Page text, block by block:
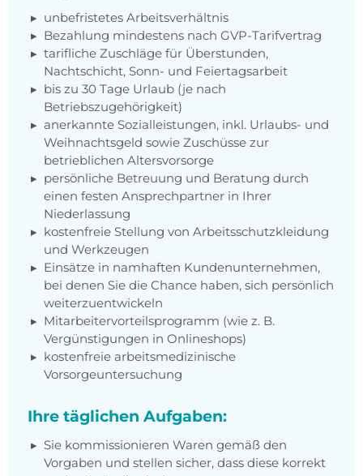
unbefristetes Arbeitsverhältnis
Bezahlung mindestens nach GVP-Tarifvertrag
tarifliche Zuschläge für Überstunden,
Nachtschicht, Sonn- und Feiertagsarbeit
bis zu 30 Tage Urlaub (je nach
Betriebszugehörigkeit)
anerkannte Sozialleistungen, inkl. Urlaubs- und
Weihnachtsgeld sowie Zuschüsse zur
betrieblichen Altersvorsorge
persönliche Betreuung und Beratung durch
einen festen Ansprechpartner in Ihrer
Niederlassung
kostenfreie Stellung von Arbeitsschutzkleidung
und Werkzeugen
Einsätze in namhaften Kundenunternehmen,
bei denen Sie die Chance haben, sich persönlich
weiterzuentwickeln
Mitarbeitervorteilsprogramm (wie z. B.
Vergünstigungen in Onlineshops)
kostenfreie arbeitsmedizinische
Vorsorgeuntersuchung
Ihre täglichen Aufgaben:
Sie kommissionieren Waren gemäß den
Vorgaben und stellen sicher, dass diese korrekt